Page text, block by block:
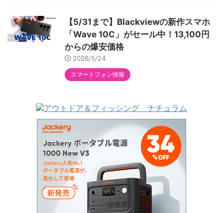
【5/31まで】Blackviewの新作スマホ
「Wave 10C」がセール中！13,100円
からの爆安価格
2026/5/24
スマートフォン情報